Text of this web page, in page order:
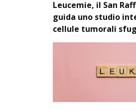
Leucemie, il San
guida uno studio
cellule tumorali